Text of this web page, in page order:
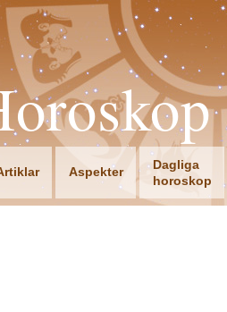
Aspekter
Dagliga
horoskop